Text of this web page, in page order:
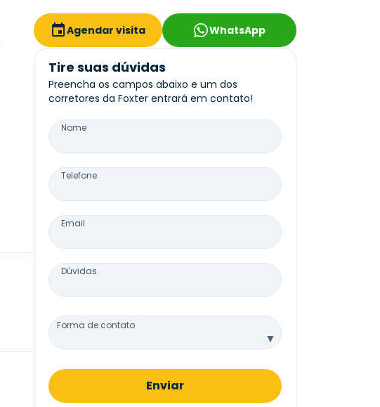
Agendar visita WhatsApp
Tire suas dúvidas
Preencha os campos abaixo e um dos
corretores da Foxter entrará em contato!
Nome
Telefone
Email
Dúvidas
Forma de contato
▼
Enviar